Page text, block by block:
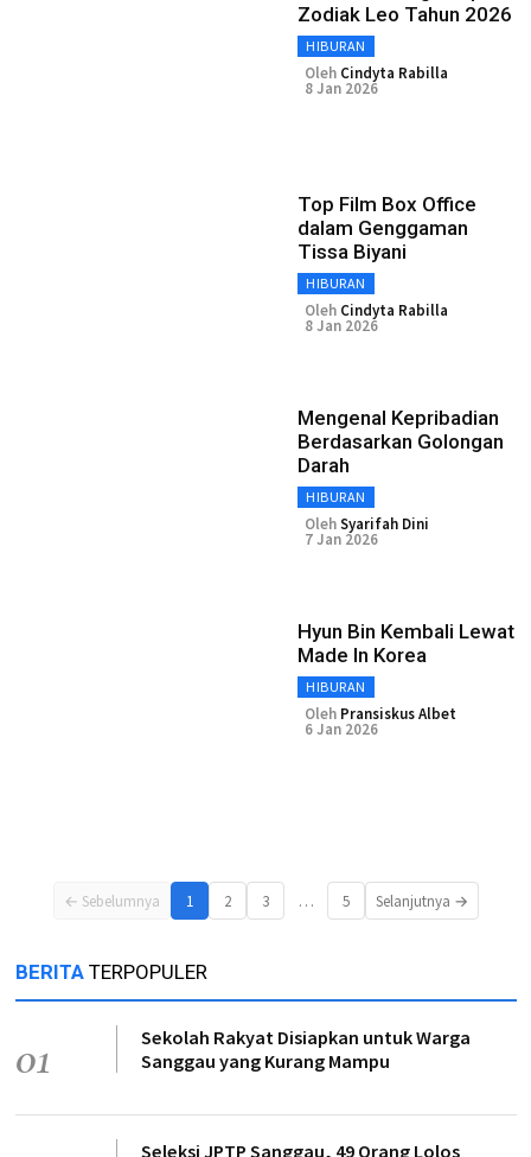
Zodiak Leo Tahun 2026
HIBURAN
Oleh Cindyta Rabilla
8 Jan 2026
Top Film Box Office
dalam Genggaman
Tissa Biyani
HIBURAN
Oleh Cindyta Rabilla
8 Jan 2026
Mengenal Kepribadian
Berdasarkan Golongan
Darah
HIBURAN
OlehSyarifah Dini
7 Jan 2026
Hyun Bin Kembali Lewat
Made In Korea
HIBURAN
Oleh Pransiskus Albet
6 Jan 2026
← Sebelumnya 1 2 3 … 5 Selanjutnya →
BERITA TERPOPULER
01
Sekolah Rakyat Disiapkan untuk Warga
Sanggau yang Kurang Mampu
Seleksi JPTP Sanggau, 49 Orang Lolos